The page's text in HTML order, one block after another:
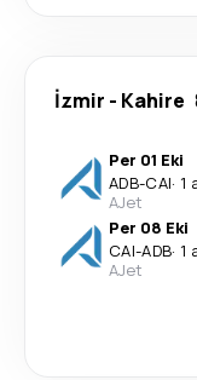
İzmir - Kahire
Per 01 Eki
ADB-CAI· 1
AJet
Per 08 Eki
CAI-ADB· 1
AJet